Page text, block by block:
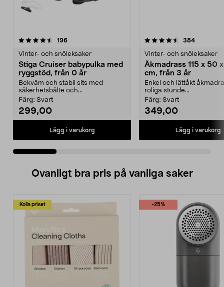
196recensioner
Vinter- och snöleksaker
Stiga Cruiser babypulka med
ryggstöd, från 0 år
Bekväm och stabil sits med
säkerhetsbälte och...
Färg: Svart
299,00
Lägg i varukorg
4.5 av 5 stjärnor 384
Vinter- och snöleksaker
Åkmadrass 115 x 50
cm, från 3 år
Enkel och lättåkt
roliga stunde...
Färg: Svart
349,00
Lägg i varukorg
4.5 av 5 stjärnor
Ovanligt bra pris på vanliga saker
Kolla priset -25%